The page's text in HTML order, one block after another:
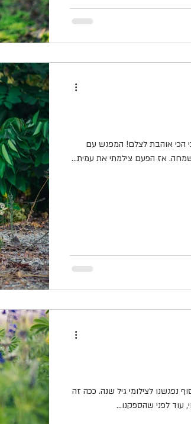
הכי אוהבת לצלם! המפגש עם
אז הפעם צילמתי את עמית...
נפגשנו לצילומי גיל שנה. ככה זה
לפני שהספקנו...